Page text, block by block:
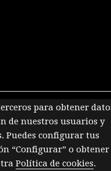
para obtener
de nuestros usuarios y
Puedes configurar tus
“Configurar” o obtener
Política de cookies.